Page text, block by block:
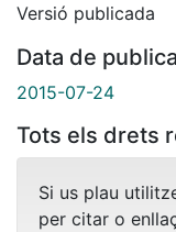
Versió publicada
Data de
2015-07-24
Tots els drets
Si us plau
per citar o